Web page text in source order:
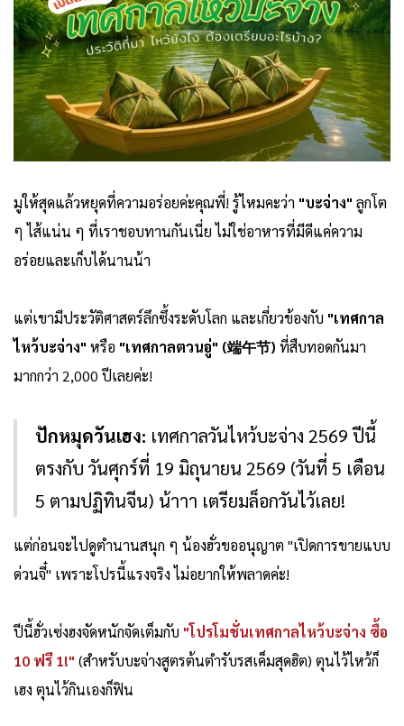
มูให้สุดแล้วหยุดที่ความอร่อยค่ะคุณพี่! รู้ไหมคะว่า "บะจ่าง" ลูกโต
ๆ ไส้แน่น ๆ ที่เราชอบทานกันเนี่ย ไม่ใช่อาหารที่มีดีแค่ความ
อร่อยและเก็บได้นานน้า
แต่เขามีประวัติศาสตร์ลึกซึ้งระดับโลก และเกี่ยวข้องกับ "เทศกาล
ไหว้บะจ่าง" หรือ "เทศกาลตวนอู่" (端午节) ที่สืบทอดกันมา
มากกว่า 2,000 ปีเลยค่ะ!
ปักหมุดวันเฮง: เทศกาลวันไหว้บะจ่าง 2569 ปีนี้
ตรงกับ วันศุกร์ที่ 19 มิถุนายน 2569 (วันที่ 5 เดือน
5 ตามปฏิทินจีน) น้าาา เตรียมล็อกวันไว้เลย!
แต่ก่อนจะไปดูตำนานสนุก ๆ น้องฮั่วขออนุญาต "เปิดการขายแบบ
ด่วนจี๋" เพราะโปรนี้แรงจริง ไม่อยากให้พลาดค่ะ!
ปีนี้ฮั่วเซ่งฮงจัดหนักจัดเต็มกับ "โปรโมชั่นเทศกาลไหว้บะจ่าง ซื้อ
10 ฟรี 1!" (สำหรับบะจ่างสูตรต้นตำรับรสเค็มสุดฮิต) ตุนไว้ไหว้ก็
เฮง ตุนไว้กินเองก็ฟิน